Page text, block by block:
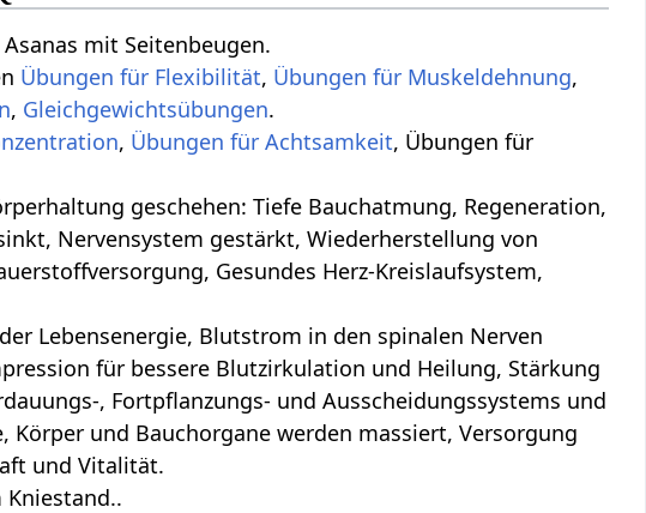
mit Seitenbeugen.
Übungen für Flexibilität, Übungen für Muskeldehnung,
,
.
, Übungen für Achtsamkeit, Übungen für
Bauchatmung, Regeneration,
Nervensystem gestärkt, Wiederherstellung von
Gesundes Herz-Kreislaufsystem,
Lebensenergie, Blutstrom in den spinalen Nerven
für bessere Blutzirkulation und Heilung, Stärkung
, Fortpflanzungs- und Ausscheidungssystems und
und Bauchorgane werden massiert, Versorgung
und Vitalität.
Kniestand..